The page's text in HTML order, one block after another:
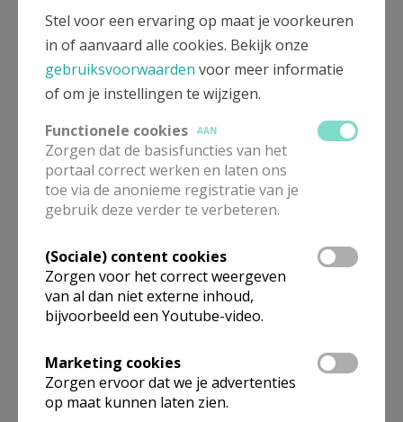
Betha: geloofsgroep voor
werkenden
viering o.l.v.
Tenhemelopneming 15
22 augustus: Het groot
Stel voor een ervaring op maat je voorkeuren
in of aanvaard alle cookies. Bekijk onze
gebruiksvoorwaarden voor meer informatie
of om je instellingen te wijzigen.
Functionele cookies
AAN
Zorgen dat de basisfuncties van het
portaal correct werken en laten ons
toe via de anonieme registratie van je
gebruik deze verder te verbeteren.
(Sociale) content cookies
Zorgen voor het correct weergeven
van al dan niet externe inhoud,
bijvoorbeeld een Youtube-video.
Marketing cookies
Zorgen ervoor dat we je advertenties
op maat kunnen laten zien.